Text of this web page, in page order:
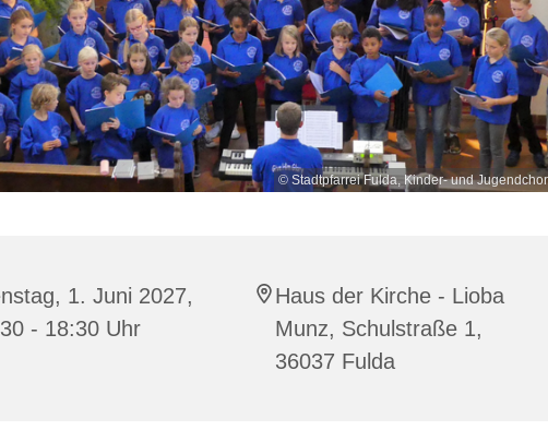
© Stadtpfarrei Fulda, Kinder- und
1. Juni 2027,
- 18:30 Uhr
Haus der Kirche - Lioba
Munz, Schulstraße 1,
36037 Fulda